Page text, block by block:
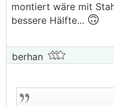
montiert wäre mit
bessere Hälfte... 🙃
berhan